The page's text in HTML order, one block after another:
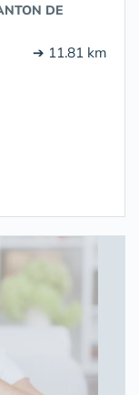
DE
➔ 11.81 km